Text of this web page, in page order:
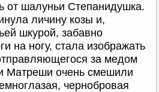
от шалуньи Степанидушка.
личину козы и,
шкурой, забавно
на ногу, стала изображать
за медом
Матреши очень смешили
чернобровая